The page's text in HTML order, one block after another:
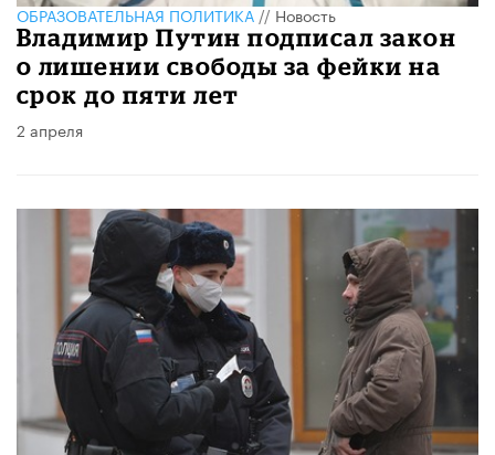
ОБРАЗОВАТЕЛЬНАЯ ПОЛИТИКА//Новость
Владимир Путин подписал закон
о лишении свободы за фейки на
срок до пяти лет
2 апреля